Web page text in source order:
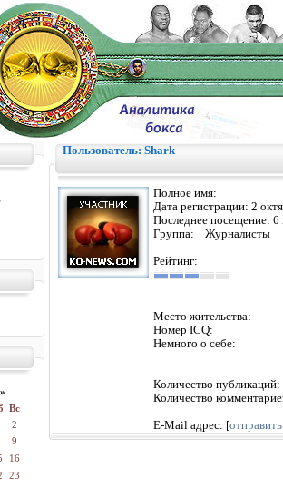
Вс
2
9
16
23
Пользователь: Shark
Полное имя:
Дата регистрации: 2
Последнее посещение: 6
Группа: Журналисты
Рейтинг:
Место жительства:
Номер ICQ:
Немного о себе:
Количество
Количество
E-Mail адрес: [